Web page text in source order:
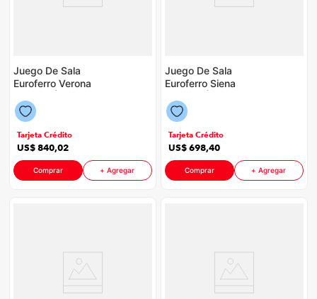
Juego De Sala
Euroferro Verona
+ Mesa Para Tv
Esmeralda 70" P8928
| 70" Color Nature Off
White
Tarjeta Crédito
US$840,02
Comprar + Agregar
Juego De Sala
Euroferro Siena
Caramelo
Tarjeta Crédito
US$698,40
Comprar + Agregar